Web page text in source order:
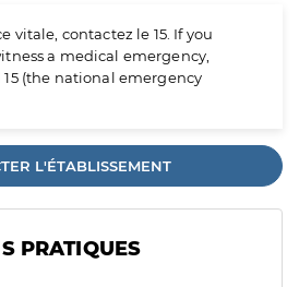
vitale, contactez le 15. If you
a medical emergency,
(the national emergency
L'ÉTABLISSEMENT
PRATIQUES